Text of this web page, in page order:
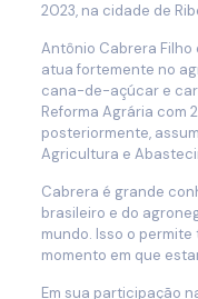
2023, na cidade de
Antônio Cabrera Filho
atua fortemente no
cana-de-açúcar e
Reforma Agrária com
posteriormente,
Agricultura e
Cabrera é grande
brasileiro e do
mundo. Isso o
momento em que
Em sua participação